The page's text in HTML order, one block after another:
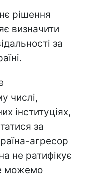
рішення
визначити
за
числі,
інституціях,
за
агресор
не ратифікує
можемо